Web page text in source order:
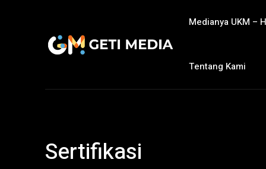
Medianya UKM –
Tentang Kami
Sertifikasi